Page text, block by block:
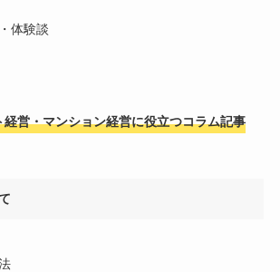
体験談
営・マンション経営に役立つコラム記事